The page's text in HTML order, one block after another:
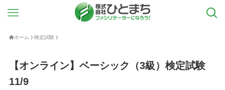
ホーム 検定試験
【オンライン】ベーシック（3級）検定試験
11/9